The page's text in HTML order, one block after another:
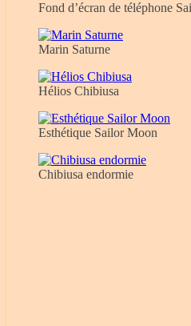
Fond d’écran de téléphone
Marin Saturne
Hélios Chibiusa
Esthétique Sailor Moon
Chibiusa endormie